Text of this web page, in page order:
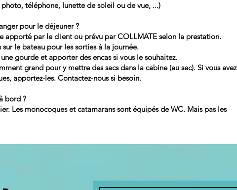
téléphone, lunette de soleil ou de vue, ...)
pour le déjeuner ?
apporté par le client ou prévu par COLLMATE selon la prestation.
sur le bateau pour les sorties à la journée.
gourde et apporter des encas si vous le souhaitez.
grand pour y mettre des sacs dans la cabine (au sec). Si vous avez
apportez-les. Contactez-nous si besoin.
bord ?
Les monocoques et catamarans sont équipés de WC. Mais pas les